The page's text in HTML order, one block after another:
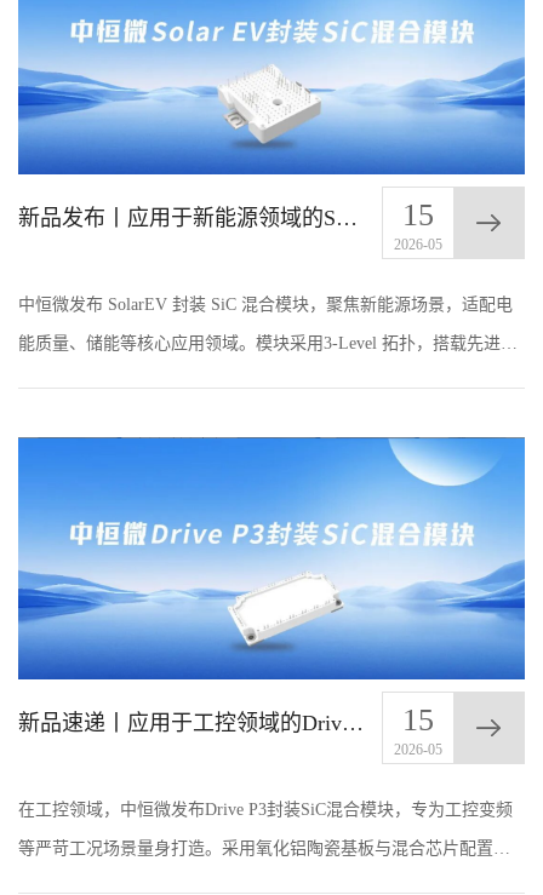
新品发布丨应用于新能源领域的Solar EV封装SiC混合模块
中恒微发布 SolarEV 封装 SiC 混合模块，聚焦新能源场景，适配电
能质量、储能等核心应用领域。模块采用3-Level 拓扑，搭载先进插
15
2026-05
新品速递丨应用于工控领域的Drive P3封装SiC混合模块
在工控领域，中恒微发布Drive P3封装SiC混合模块，专为工控变频
等严苛工况场景量身打造。采用氧化铝陶瓷基板与混合芯片配置，
15
2026-05